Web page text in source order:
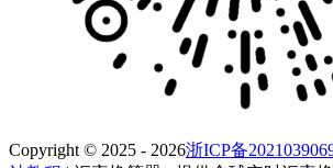
Copyright © 2025 - 2026浙ICP备